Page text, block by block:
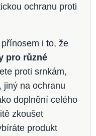
ochranu proti
i to, že
pro různé
proti srnkám,
jiný na ochranu
doplnění celého
zkoušet
produkt